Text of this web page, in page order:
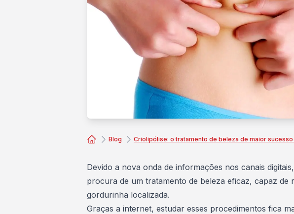
Blog Criolipólise: o tratamento de beleza de maior sucesso
Devido a nova onda de informações nos canais
procura de um tratamento de beleza eficaz, capaz de
gordurinha localizada.
Graças a internet, estudar esses procedimentos fica